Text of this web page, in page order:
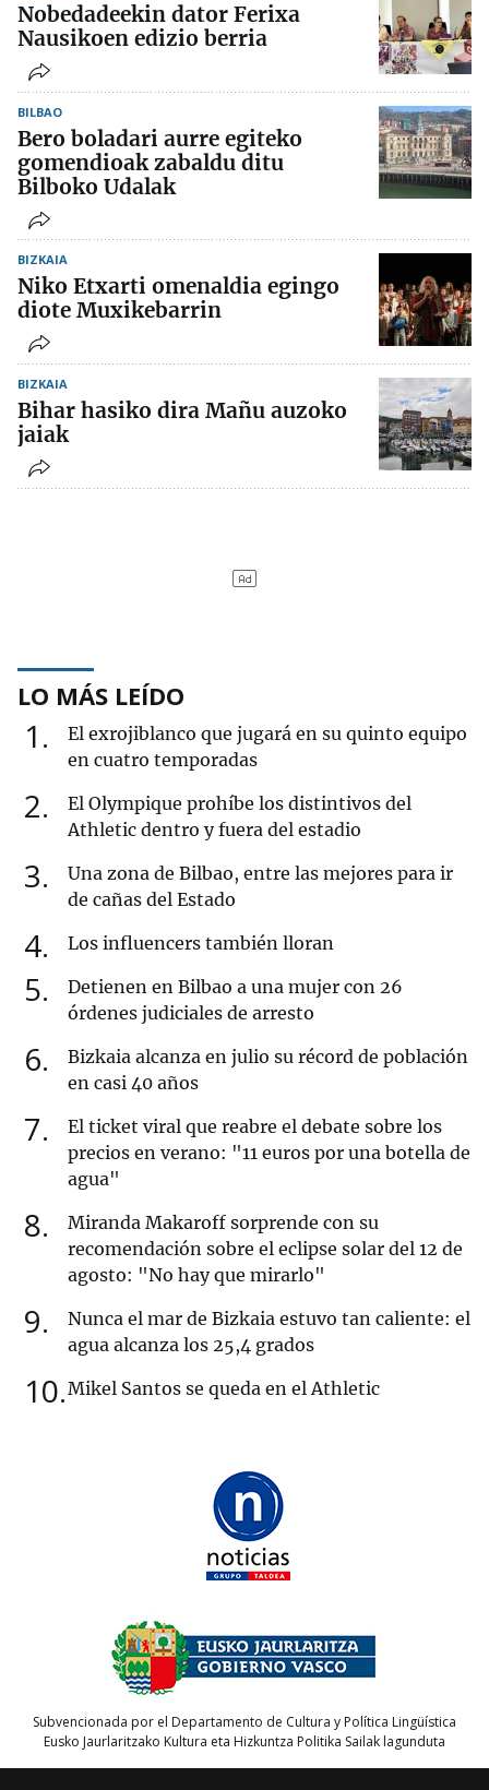
Nobedadeekin dator Ferixa
Nausikoen edizio berria
BILBAO
Bero boladari aurre egiteko
gomendioak zabaldu ditu
Bilboko Udalak
BIZKAIA
Niko Etxarti omenaldia egingo
diote Muxikebarrin
BIZKAIA
Bihar hasiko dira Mañu auzoko
jaiak
LO MÁS LEÍDO
1
El exrojiblanco que jugará en su quinto equipo
en cuatro temporadas
2
El Olympique prohíbe los distintivos del
Athletic dentro y fuera del estadio
3
Una zona de Bilbao, entre las mejores para ir
de cañas del Estado
4 Los influencers también lloran
5
Detienen en Bilbao a una mujer con 26
órdenes judiciales de arresto
6
Bizkaia alcanza en julio su récord de población
en casi 40 años
7
El ticket viral que reabre el debate sobre los
precios en verano: "11 euros por una botella de
agua"
8
Miranda Makaroff sorprende con su
recomendación sobre el eclipse solar del 12 de
agosto: "No hay que mirarlo"
9
Nunca el mar de Bizkaia estuvo tan caliente: el
agua alcanza los 25,4 grados
10 Mikel Santos se queda en el Athletic
Subvencionada por el Departamento de Cultura y Política Lingüística
Eusko Jaurlaritzako Kultura eta Hizkuntza Politika Sailak lagunduta